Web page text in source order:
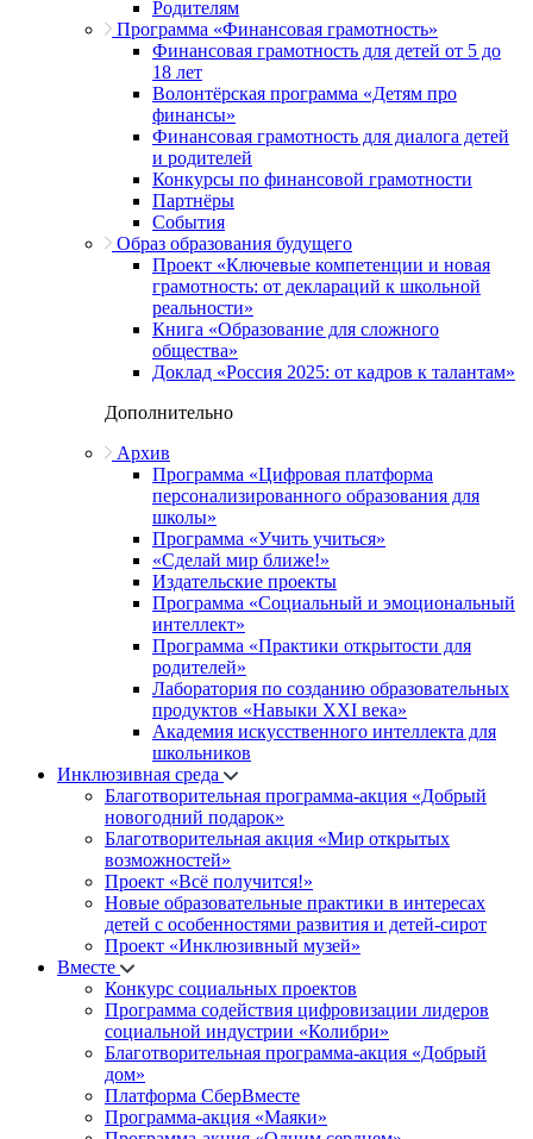
Родителям
Программа «Финансовая грамотность»
Финансовая грамотность для детей от 5 до
18 лет
Волонтёрская программа «Детям про
финансы»
Финансовая грамотность для диалога детей
и родителей
Конкурсы по финансовой грамотности
Партнёры
События
Образ образования будущего
Проект «Ключевые компетенции и новая
грамотность: от деклараций к школьной
реальности»
Книга «Образование для сложного
общества»
Доклад «Россия 2025: от кадров к талантам»
Дополнительно
Архив
Программа «Цифровая платформа
персонализированного образования для
школы»
Программа «Учить учиться»
«Сделай мир ближе!»
Издательские проекты
Программа «Социальный и эмоциональный
интеллект»
Программа «Практики открытости для
родителей»
Лаборатория по созданию образовательных
продуктов «Навыки XXI века»
Академия искусственного интеллекта для
школьников
Инклюзивная среда
Благотворительная программа-акция «Добрый
новогодний подарок»
Благотворительная акция «Мир открытых
возможностей»
Проект «Всё получится!»
Новые образовательные практики в интересах
детей с особенностями развития и детей-сирот
Проект «Инклюзивный музей»
Вместе
Конкурс социальных проектов
Программа содействия цифровизации лидеров
социальной индустрии «Колибри»
Благотворительная программа-акция «Добрый
дом»
Платформа СберВместе
Программа-акция «Маяки»